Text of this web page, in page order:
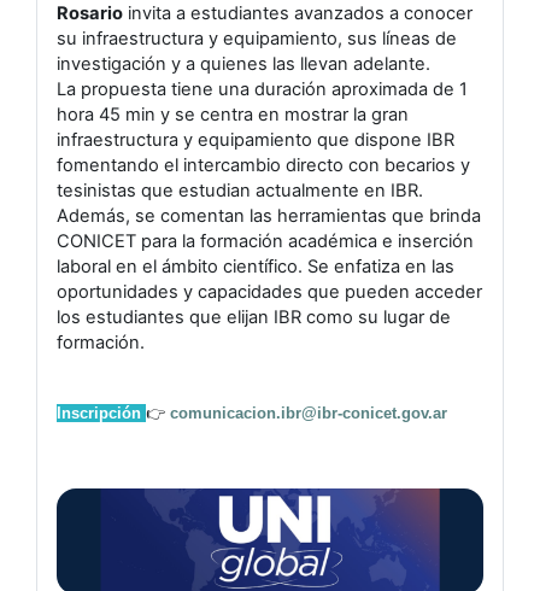
Rosario invita a estudiantes avanzados a conocer
su infraestructura y equipamiento, sus líneas de
investigación y a quienes las llevan adelante.
La propuesta tiene una duración aproximada de 1
hora 45 min y se centra en mostrar la gran
infraestructura y equipamiento que dispone IBR
fomentando el intercambio directo con becarios y
tesinistas que estudian actualmente en IBR.
Además, se comentan las herramientas que brinda
CONICET para la formación académica e inserción
laboral en el ámbito científico. Se enfatiza en las
oportunidades y capacidades que pueden acceder
los estudiantes que elijan IBR como su lugar de
formación.
Inscripción 👉 comunicacion.ibr@ibr-conicet.gov.ar